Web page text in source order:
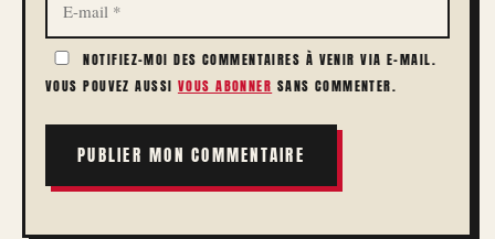
MAIL
NOTIFIEZ-MOI DES COMMENTAIRES À VENIR VIA E-MAIL.
VOUS POUVEZ AUSSI VOUS ABONNER SANS COMMENTER.